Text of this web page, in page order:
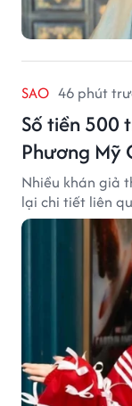
SAO 46 phút
Số tiền 500
Phương Mỹ
Nhiều khán giả
lại chi tiết liên